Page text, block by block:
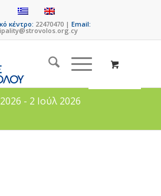
κέντρο: 22470470 |Email:
- 2 Ιούλ 2026